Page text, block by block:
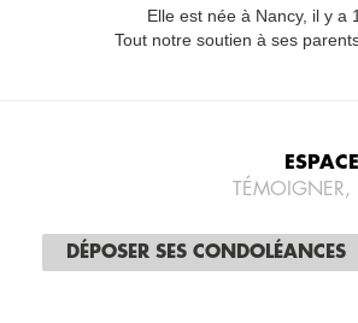
Elle est née à Nancy, il y a
Tout notre soutien à ses
DÉPOSER SES CONDOLÉANCES